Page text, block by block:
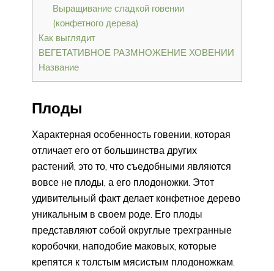
Выращивание сладкой говении
(конфетного дерева)
Как выглядит
ВЕГЕТАТИВНОЕ РАЗМНОЖЕНИЕ ХОВЕНИИ
Название
Плоды
Характерная особенность говении, которая
отличает его от большинства других
растений, это то, что съедобными являются
вовсе не плоды, а его плодоножки. Этот
удивительный факт делает конфетное дерево
уникальным в своем роде. Его плоды
представляют собой округлые трехгранные
коробочки, наподобие маковых, которые
крепятся к толстым мясистым плодоножкам.